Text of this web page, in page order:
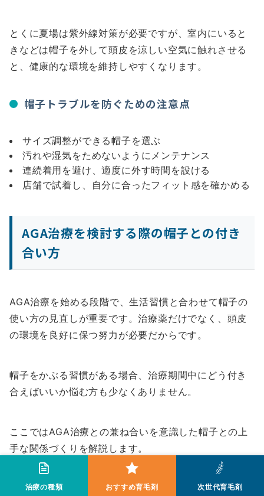
治療の種類 おすすめ育毛剤 次世代育毛剤
とくに夏場は紫外線対策が必要ですが、室内にいると
きなどは帽子を外して頭皮を涼しい空気に触れさせる
と、健康的な環境を維持しやすくなります。
帽子トラブルを防ぐための注意点
サイズ調整ができる帽子を選ぶ
汚れや湿気をためないようにメンテナンス
連続着用を避け、適度に外す時間を設ける
店舗で試着し、自分に合ったフィット感を確かめる
AGA治療を検討する際の帽子との付き
合い方
AGA治療を始める段階で、生活習慣と合わせて帽子の
使い方の見直しが重要です。治療薬だけでなく、頭皮
の環境を良好に保つ努力が必要だからです。
帽子をかぶる習慣がある場合、治療期間中にどう付き
合えばいいか悩む方も少なくありません。
ここではAGA治療との兼ね合いを意識した帽子との上
手な関係づくりを解説します。
治療薬と頭皮への刺激